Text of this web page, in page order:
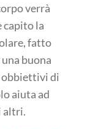
verrà
capito la
fatto
buona
obbiettivi di
aiuta ad
altri.